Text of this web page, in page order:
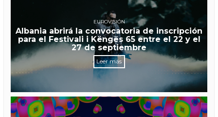
EUROVISIÓN
Albania abrirá la convocatoria de inscripción
para el Festivali i Këngës 65 entre el 22 y el
27 de septiembre
Leer más